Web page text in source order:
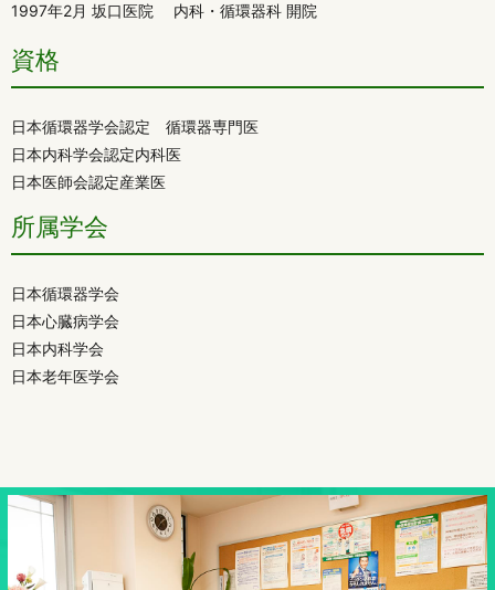
1997年2月 坂口医院 内科・循環器科 開院
資格
日本循環器学会認定 循環器専門医
日本内科学会認定内科医
日本医師会認定産業医
所属学会
日本循環器学会
日本心臓病学会
日本内科学会
日本老年医学会